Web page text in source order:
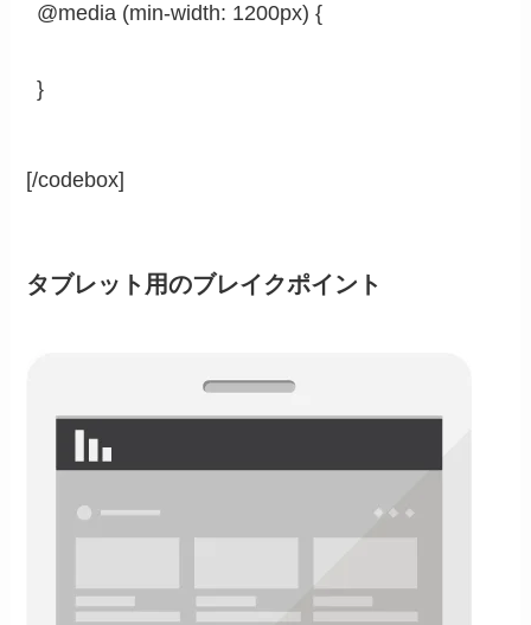
@media (min-width: 1200px) {
}
[/codebox]
タブレット用のブレイクポイント